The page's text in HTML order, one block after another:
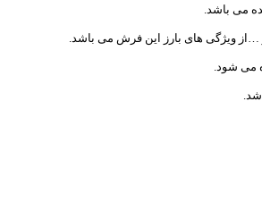
می باشد.
…از ویژگی های بارز این فرش می باشد.
می شود.